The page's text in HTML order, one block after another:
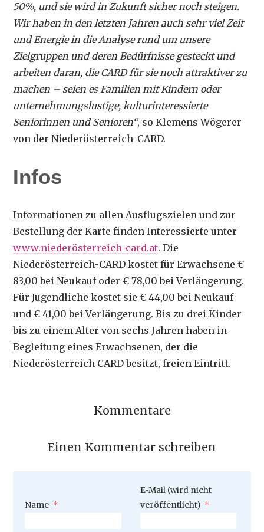
50%, und sie wird in Zukunft sicher noch steigen.
Wir haben in den letzten Jahren auch sehr viel Zeit
und Energie in die Analyse rund um unsere
Zielgruppen und deren Bedürfnisse gesteckt und
arbeiten daran, die CARD für sie noch attraktiver zu
machen – seien es Familien mit Kindern oder
unternehmungslustige, kulturinteressierte
Seniorinnen und Senioren“, so Klemens Wögerer
von der Niederösterreich-CARD.
Infos
Informationen zu allen Ausflugszielen und zur
Bestellung der Karte finden Interessierte unter
www.niederösterreich-card.at. Die
Niederösterreich-CARD kostet für Erwachsene €
83,00 bei Neukauf oder € 78,00 bei Verlängerung.
Für Jugendliche kostet sie € 44,00 bei Neukauf
und € 41,00 bei Verlängerung. Bis zu drei Kinder
bis zu einem Alter von sechs Jahren haben in
Begleitung eines Erwachsenen, der die
Niederösterreich CARD besitzt, freien Eintritt.
Kommentare
Einen Kommentar schreiben
Pflichtfeld
Name *
Pflichtfeld
E-Mail (wird nicht
veröffentlicht) *